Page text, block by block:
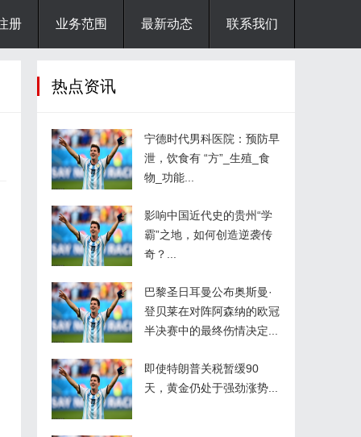
册 业务范围 最新动态 联系我们
热点资讯
宁德时代男科医院：预防早
泄，饮食有 “方”_生殖_食
物_功能...
影响中国近代史的贵州“学
霸”之地，如何创造逆袭传
奇？...
巴黎圣日耳曼公布奥斯曼·
登贝莱在对阵阿森纳的欧冠
半决赛中的最终伤情决定...
即使特朗普关税暂缓90
天，黄金仍处于强劲涨势...